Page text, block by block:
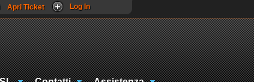
Apri Ticket Log In